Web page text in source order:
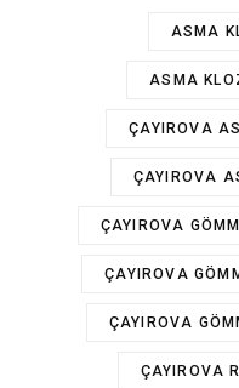
ASMA
ASMA
ÇAYIROVA
ÇAYIROVA
ÇAYIROVA
ÇAYIROVA
ÇAYIROVA
ÇAYIROVA